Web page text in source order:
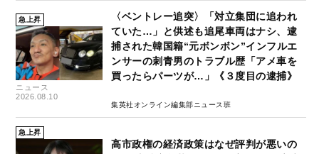
急上昇
ニュース
2026.08.10
〈ベントレー追突〉「対立集団に追われ
ていた…」と供述も追尾車両はナシ、逮
捕された韓国籍“元ボンボン”インフルエ
ンサーの刺青男のトラブル歴「アメ車を
買ったらパーツが…」《３度目の逮捕》
集英社オンライン編集部ニュース班
急上昇
高市政権の経済政策はなぜ評判が悪いの